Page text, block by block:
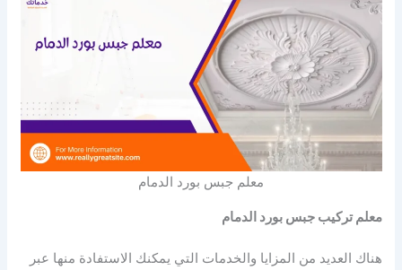
معلم جبس بورد الدمام
معلم تركيب جبس بورد الدمام
هناك العديد من المزايا والخدمات التي يمكنك الاستفادة منها عبر